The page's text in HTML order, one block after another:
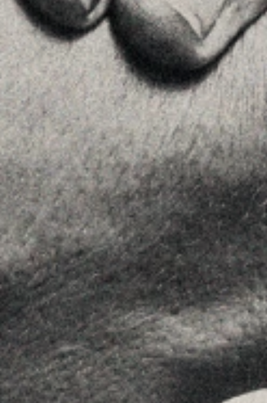
Ver en Google Maps
MENU
Home
La Firma
Equipo
Asesoramiento
Insights
Contactar
SÍGUENOS
Linkedin
Instagram
Youtube
Allyon — Barcelona, Spain
Copyrights © 2026 AVISO LEGAL ·